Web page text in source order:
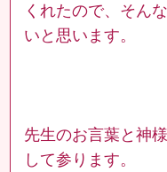
くれたので、そん
いと思います。
先生のお言葉と神
して参ります。